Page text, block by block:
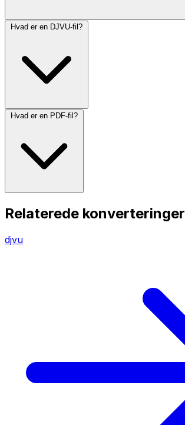
Hvad er en DJVU-fil?
Hvad er en PDF-fil?
Relaterede konverteringer
djvu